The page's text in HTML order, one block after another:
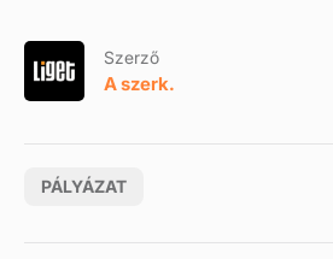
Szerző
A szerk.
PÁLYÁZAT